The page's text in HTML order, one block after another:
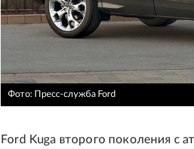
Фото: Пресс-служба Ford
Ford Kuga второго поколения с